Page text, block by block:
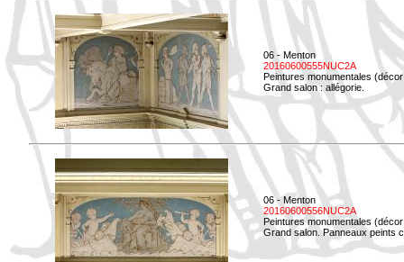
06 - Menton
20160600555NUC2A
Peintures monumentales
Grand salon : allégorie.
06 - Menton
20160600556NUC2A
Peintures monumentales
Grand salon. Panneaux peints